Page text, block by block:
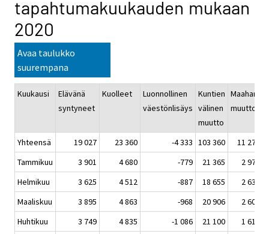
tapahtumakuukauden mukaan
2020
Avaa taulukko
suurempana
Kuukausi
Elävänä
syntyneet
Kuolleet
Luonnollinen
väestönlisäys
Kuntien
välinen
muutto
Maahan-
muutto
Yhteensä 19 027 23 360 -4 333 103 360
11 273
Tammikuu
3 901 4 680 -779 21 365
2 975
Helmikuu
3 625 4 512 -887 18 655
2 630
Maaliskuu
3 895 4 863 -968 20 906
2 603
Huhtikuu
3 749 4 835 -1 086 21 100
1 610